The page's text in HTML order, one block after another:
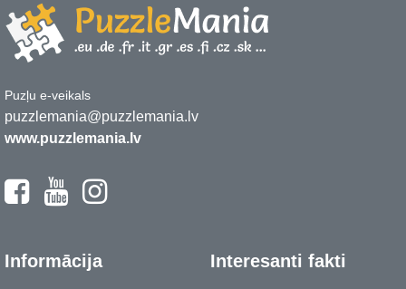
Puzļu e-veikals
puzzlemania@puzzlemania.lv
www.puzzlemania.lv
Informācija Interesanti fakti